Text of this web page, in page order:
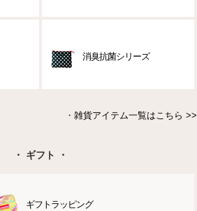
消臭抗菌シリーズ
・ 雑貨アイテム一覧はこちら >>
・ ギフト ・
ギフトラッピング